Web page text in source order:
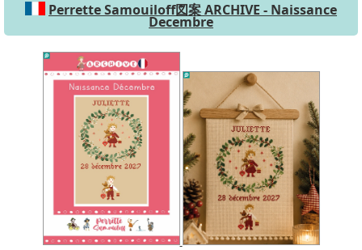
Perrette Samouiloff図案 ARCHIVE - Naissance
Decembre